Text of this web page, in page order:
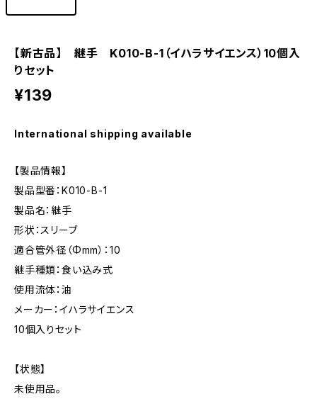
【新古品】 継手 K010-B-1（イハラサイエンス）10個入
りセット
¥139
International shipping available
【製品情報】
製品型番：K010-B-1
製品名：継手
形状：スリーブ
適合管外径（Φmm）：10
継手種類：食い込み式
使用流体：油
メーカー：イハラサイエンス
10個入りセット
【状態】
未使用品。